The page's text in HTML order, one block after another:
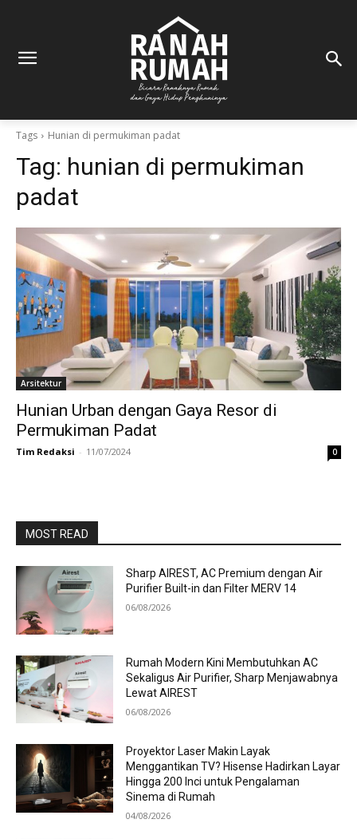
Tags Hunian di permukiman padat
Tag: hunian di permukiman
padat
Arsitektur
Hunian Urban dengan Gaya Resor di
Permukiman Padat
Tim Redaksi - 11/07/2024 0
MOST READ
Sharp AIREST, AC Premium dengan Air
Purifier Built-in dan Filter MERV 14
06/08/2026
Rumah Modern Kini Membutuhkan AC
Sekaligus Air Purifier, Sharp Menjawabnya
Lewat AIREST
06/08/2026
Proyektor Laser Makin Layak
Menggantikan TV? Hisense Hadirkan Layar
Hingga 200 Inci untuk Pengalaman
Sinema di Rumah
04/08/2026